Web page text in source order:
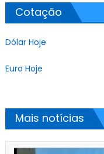
Cotação
Dólar Hoje
Euro Hoje
Mais notícias